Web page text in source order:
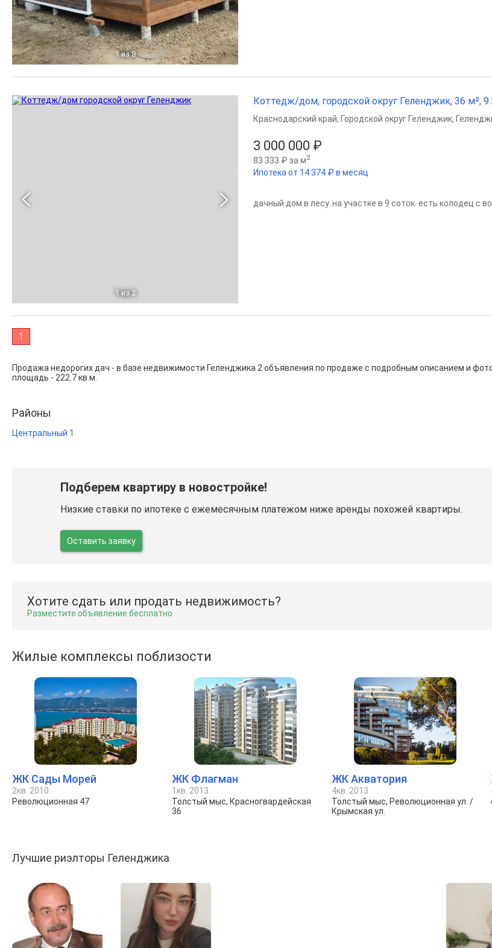
1 из 8
1 из 2
Коттедж/дом, городской округ Геленджик, 36 м²,
3 000 000 ₽
83 333 ₽ за м2
Ипотека от 14 374 ₽ в месяц
Краснодарский край, Городской округ Геленджик,
дачный дом в лесу. на участке в 9 соток. есть колодец с
1
Продажа недорогих дач - в базе недвижимости Геленджика 2 объявления по продаже с подробным описанием и
площадь - 222.7 кв.м.
Районы
Центральный 1
Подберем квартиру в новостройке!
Низкие ставки по ипотеке с ежемесячным платежом ниже аренды похожей квартиры.
Оставить заявку
Хотите сдать или продать недвижимость?
Разместите объявление бесплатно
Жилые комплексы поблизости
ЖК Сады Морей
2кв. 2010
Революционная 47
ЖК Флагман
1кв. 2013
Толстый мыс, Красногвардейская
36
ЖК Акватория
4кв. 2013
Толстый мыс, Революционная ул. /
Крымская ул.
Лучшие риэлторы Геленджика